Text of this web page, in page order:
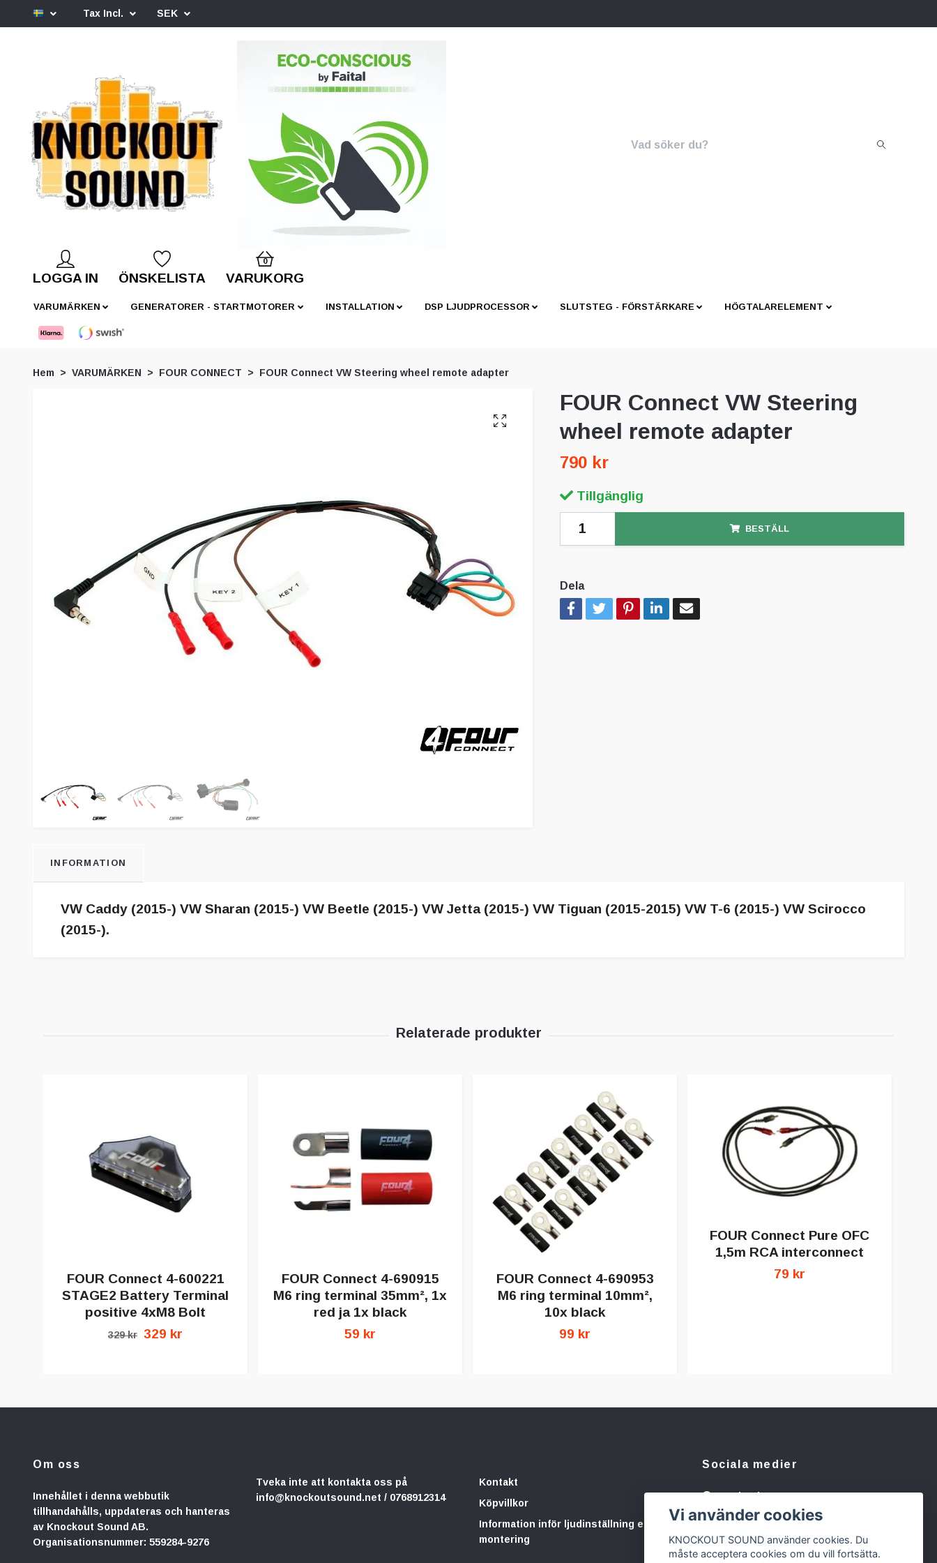
Tax Incl. SEK
LOGGA IN ÖNSKELISTA
0
VARUKORG
VARUMÄRKEN GENERATORER - STARTMOTORER INSTALLATION DSP LJUDPROCESSOR SLUTSTEG - FÖRSTÄRKARE HÖGTALARELEMENT
Hem VARUMÄRKEN FOUR CONNECT FOUR Connect VW Steering wheel remote adapter
FOUR Connect VW Steering
wheel remote adapter
790 kr
Tillgänglig
BESTÄLL
Dela
INFORMATION
VW Caddy (2015-) VW Sharan (2015-) VW Beetle (2015-) VW Jetta (2015-) VW Tiguan (2015-2015) VW T-6 (2015-) VW Scirocco
(2015-).
FOUR Connect 4-600221
STAGE2 Battery Terminal
positive 4xM8 Bolt
329 kr 329 kr
FOUR Connect 4-690915
M6 ring terminal 35mm², 1x
red ja 1x black
59 kr
FOUR Connect 4-690953
M6 ring terminal 10mm²,
10x black
99 kr
FOUR Connect Pure OFC
1,5m RCA interconnect
79 kr
Om oss
Innehållet i denna webbutik
tillhandahålls, uppdateras och hanteras
av Knockout Sound AB.
Organisationsnummer: 559284-9276
Tveka inte att kontakta oss på
info@knockoutsound.net / 0768912314
Kontakt
Köpvillkor
Information inför ljudinställning eller
montering
Sociala medier
Facebook
Instagram
Vi använder cookies
KNOCKOUT SOUND använder cookies. Du
måste acceptera cookies om du vill fortsätta.